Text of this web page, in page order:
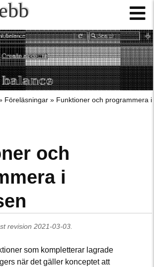
Föreläsningar
Funktioner och programmera i
och
i
revision2021-03-03
som kompletterar lagrade
när det gäller konceptet att